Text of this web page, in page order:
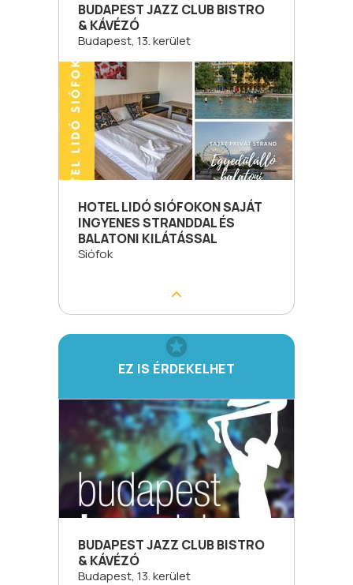
BUDAPEST JAZZ CLUB BISTRO
& KÁVÉZÓ
Budapest, 13. kerület
HOTEL LIDÓ SIÓFOKON SAJÁT
INGYENES STRANDDAL ÉS
BALATONI KILÁTÁSSAL
Siófok
EZ IS ÉRDEKELHET
BUDAPEST JAZZ CLUB BISTRO
& KÁVÉZÓ
Budapest, 13. kerület